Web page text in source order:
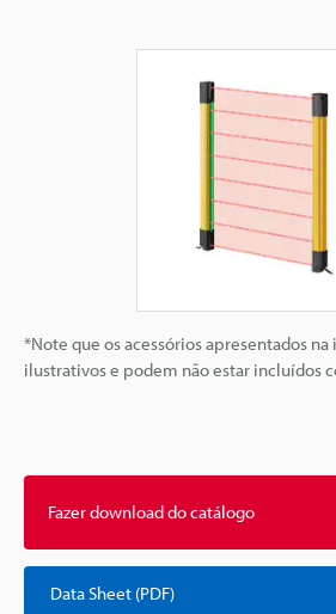
*Note que os acessórios apresentados
ilustrativos e podem não estar incluídos
Fazer download do catálogo
Data Sheet (PDF)